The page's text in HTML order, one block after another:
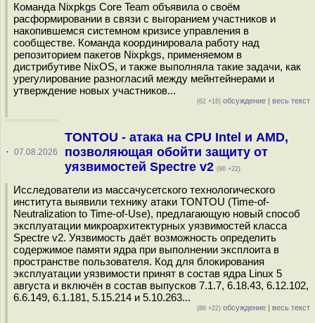
Команда Nixpkgs Core Team объявила о своём
расформировании в связи с выгоранием участников и
накопившемся системном кризисе управления в
сообществе. Команда координировала работу над
репозиторием пакетов Nixpkgs, применяемом в
дистрибутиве NixOS, и также выполняла такие задачи, как
урегулирование разногласий между мейнтейнерами и
утверждение новых участников...
(62 +16) обсуждение | весь текст
· 07.08.2026
TONTOU - атака на CPU Intel и AMD,
позволяющая обойти защиту от
уязвимостей Spectre v2 (86 +22)
Исследователи из массачусетского технологического
института выявили технику атаки TONTOU (Time-of-
Neutralization to Time-of-Use), предлагающую новый способ
эксплуатации микроархитектурных уязвимостей класса
Spectre v2. Уязвимость даёт возможность определить
содержимое памяти ядра при выполнении эксплоита в
пространстве пользователя. Код для блокирования
эксплуатации уязвимости принят в состав ядра Linux 5
августа и включён в состав выпусков 7.1.7, 6.18.43, 6.12.102,
6.6.149, 6.1.181, 5.15.214 и 5.10.263...
(86 +22) обсуждение | весь текст